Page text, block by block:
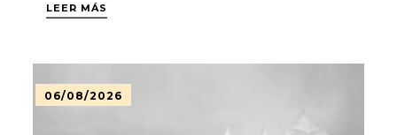
LEER MÁS
06/08/2026